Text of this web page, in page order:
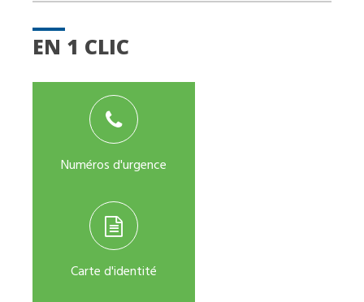
EN 1 CLIC
Numéros d'urgence
Carte d'identité